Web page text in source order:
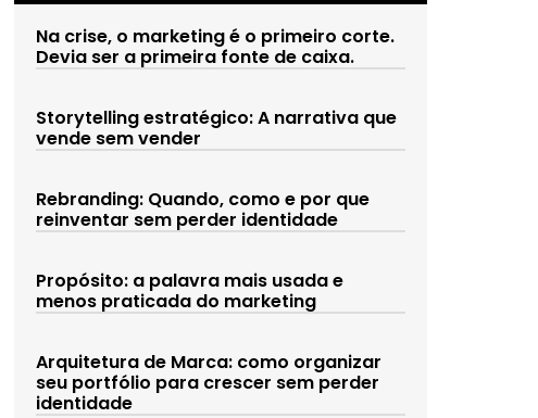
Na crise, o marketing é o primeiro corte.
Devia ser a primeira fonte de caixa.
Storytelling estratégico: A narrativa que
vende sem vender
Rebranding: Quando, como e por que
reinventar sem perder identidade
Propósito: a palavra mais usada e
menos praticada do marketing
Arquitetura de Marca: como organizar
seu portfólio para crescer sem perder
identidade